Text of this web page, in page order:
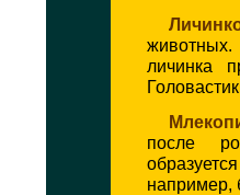
личинка
после
например,